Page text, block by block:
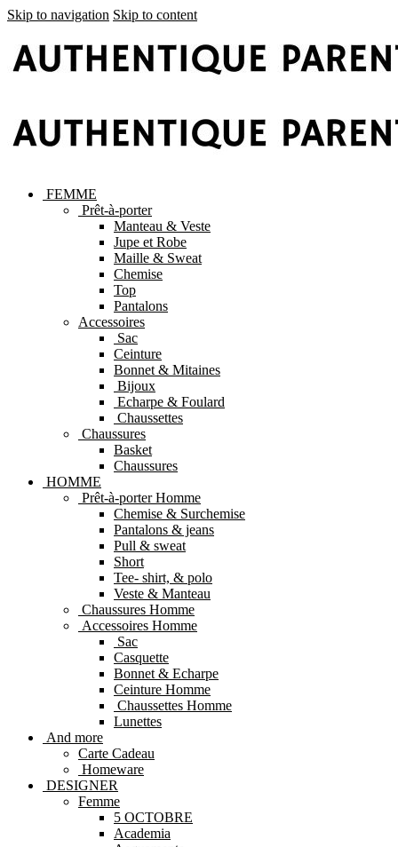
Skip to navigation Skip to content
FEMME
Prêt-à-porter
Manteau & Veste
Jupe et Robe
Maille & Sweat
Chemise
Top
Pantalons
Accessoires
Sac
Ceinture
Bonnet & Mitaines
Bijoux
Echarpe & Foulard
Chaussettes
Chaussures
Basket
Chaussures
HOMME
Prêt-à-porter Homme
Chemise & Surchemise
Pantalons & jeans
Pull & sweat
Short
Tee- shirt, & polo
Veste & Manteau
Chaussures Homme
Accessoires Homme
Sac
Casquette
Bonnet & Echarpe
Ceinture Homme
Chaussettes Homme
Lunettes
And more
Carte Cadeau
Homeware
DESIGNER
Femme
5 OCTOBRE
Academia